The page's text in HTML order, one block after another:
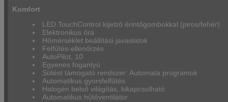
Komfort
LED TouchControl kijelző érintőgombokkal (piros/fehér)
Elektronikus óra
Hőmérséklet beállítási javaslatok
Felfűtés-ellenőrzés
AutoPilot, 10
Egyenes fogantyú
Sütést támogató rendszer: Automata programok
Automatikus gyorsfelfűtés
Halogén belső világítás, kikapcsolható
Automatikus hűtőventilátor